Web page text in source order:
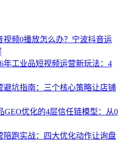
视频0播放怎么办？宁波抖音运
年工业品短视频运营新玩法：4
避坑指南：三个核心策略让店铺
GEO优化的4层信任链模型：从0
陪跑实战：四大优化动作让询盘